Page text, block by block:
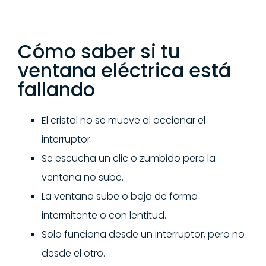
Cómo saber si tu
ventana eléctrica está
fallando
El cristal no se mueve al accionar el
interruptor.
Se escucha un clic o zumbido pero la
ventana no sube.
La ventana sube o baja de forma
intermitente o con lentitud.
Solo funciona desde un interruptor, pero no
desde el otro.